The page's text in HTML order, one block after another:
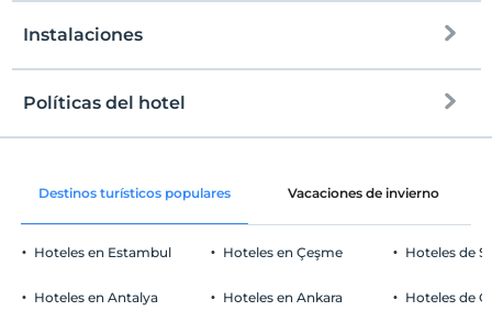
a la playa
playa de gravilla
Instalaciones
Zonas comunes y todas las habitaciones
Políticas del hotel
Entrada
Salida
Antes de las 11:00
Mascotas
Áreas para fumar
Destinos turísticos populares Vacaciones de invierno
Hoteles en Estambul
Hoteles en Antalya
Hoteles en Çeşme
Hoteles en Ankara
Hoteles de
Hoteles de